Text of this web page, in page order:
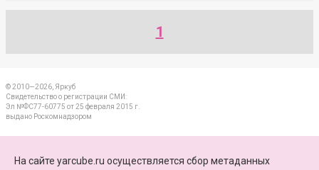
1
© 2010—2026, Яркуб
Свидетельство о регистрации СМИ:
Эл №ФС77-60775 от 25 февраля 2015 г.
выдано Роскомнадзором
На сайте yarcube.ru осуществляется сбор метаданных